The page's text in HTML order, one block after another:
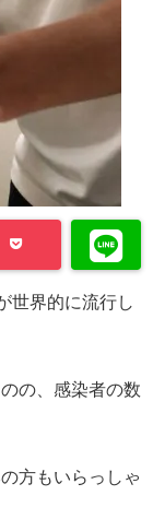
世界的に流行し
の、感染者の数
方もいらっしゃ